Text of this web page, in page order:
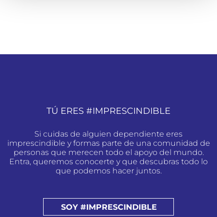
TÚ ERES #IMPRESCINDIBLE
Si cuidas de alguien dependiente eres
imprescindible y formas parte de una comunidad de
personas que merecen todo el apoyo del mundo.
Entra, queremos conocerte y que descubras todo lo
que podemos hacer juntos.
SOY #IMPRESCINDIBLE